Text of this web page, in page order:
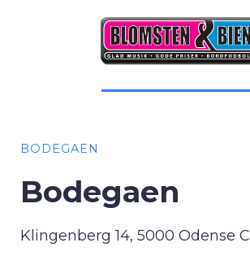
BODEGAEN
Bodegaen
Klingenberg 14, 5000 Odense C